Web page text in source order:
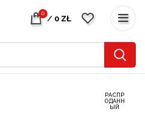
0
/ 0 ZŁ
РАСПР
ОДАНН
ЫЙ